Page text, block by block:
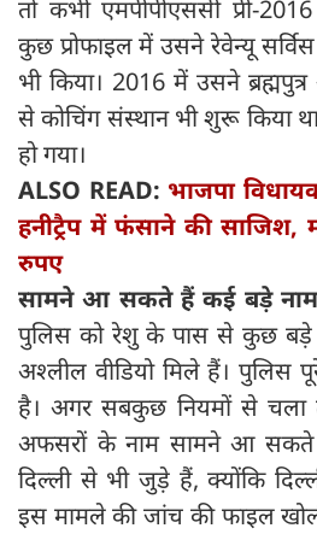
तो कभी एमपीपीएससी प्री-
कुछ प्रोफाइल में उसने रेवेन्यू
भी किया। 2016 में उसने
से कोचिंग संस्थान भी शुरू किया
हो गया।
ALSO READ: भाजपा
हनीट्रैप में फंसाने की साजिश,
रुपए
सामने आ सकते हैं कई बड़े
पुलिस को रेशु के पास से कुछ
अश्‍लील वीडियो मिले हैं। पुलिस
है। अगर सबकुछ नियमों से
अफसरों के नाम सामने आ सकते
दिल्‍ली से भी जुड़े हैं, क्‍योंकि
इस मामले की जांच की फाइल